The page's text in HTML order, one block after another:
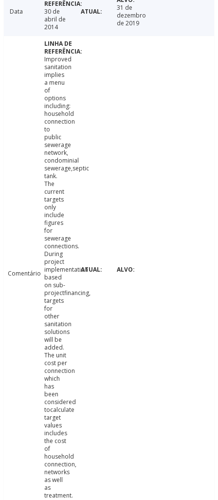
Data
30 de
abril de
2014
31 de
dezembro
de 2019
Comentário
Improved
sanitation
implies
a menu
of
options
including:
household
connection
to
public
sewerage
network,
condominial
sewerage,septic
tank.
The
current
targets
only
include
figures
for
sewerage
connections.
During
project
implementation
based
on sub-
projectfinancing,
targets
for
other
sanitation
solutions
will be
added.
The unit
cost per
connection
which
has
been
considered
tocalculate
target
values
includes
the cost
of
household
connection,
networks
as well
as
treatment.